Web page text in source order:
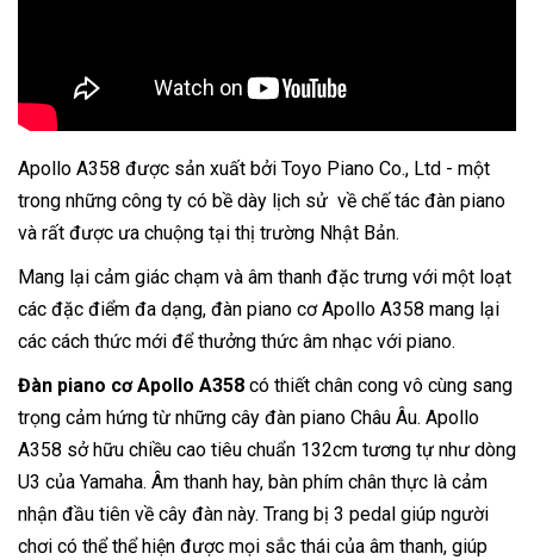
Apollo A358 được sản xuất bởi Toyo Piano Co., Ltd - một
trong những công ty có bề dày lịch sử về chế tác đàn piano
và rất được ưa chuộng tại thị trường Nhật Bản.
Mang lại cảm giác chạm và âm thanh đặc trưng với một loạt
các đặc điểm đa dạng, đàn piano cơ Apollo A358 mang lại
các cách thức mới để thưởng thức âm nhạc với piano.
Đàn piano cơ Apollo A358 có thiết chân cong vô cùng sang
trọng cảm hứng từ những cây đàn piano Châu Âu. Apollo
A358 sở hữu chiều cao tiêu chuẩn 132cm tương tự như dòng
U3 của Yamaha. Âm thanh hay, bàn phím chân thực là cảm
nhận đầu tiên về cây đàn này. Trang bị 3 pedal giúp người
chơi có thể thể hiện được mọi sắc thái của âm thanh, giúp